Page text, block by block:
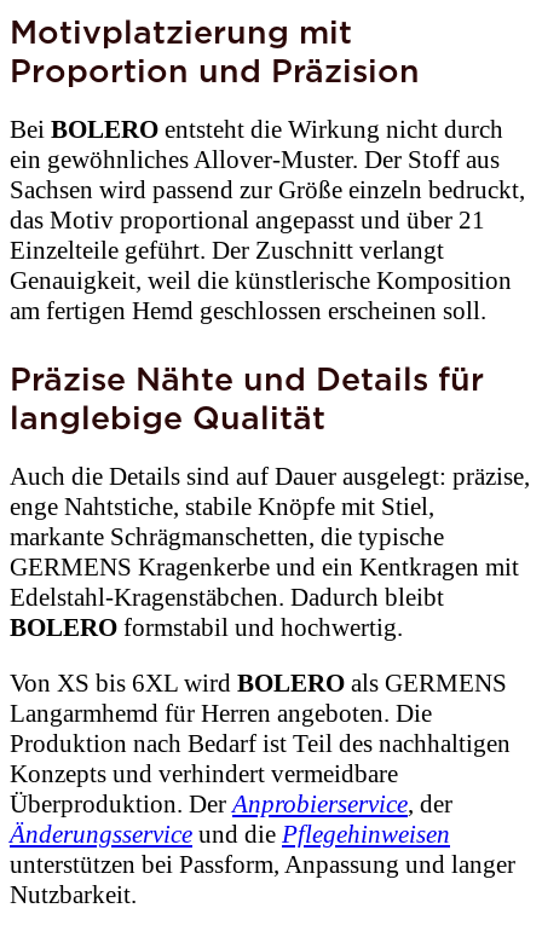
Motivplatzierung mit
Proportion und Präzision
Bei BOLERO entsteht die Wirkung nicht durch
ein gewöhnliches Allover-Muster. Der Stoff aus
Sachsen wird passend zur Größe einzeln bedruckt,
das Motiv proportional angepasst und über 21
Einzelteile geführt. Der Zuschnitt verlangt
Genauigkeit, weil die künstlerische Komposition
am fertigen Hemd geschlossen erscheinen soll.
Präzise Nähte und Details für
langlebige Qualität
Auch die Details sind auf Dauer ausgelegt: präzise,
enge Nahtstiche, stabile Knöpfe mit Stiel,
markante Schrägmanschetten, die typische
GERMENS Kragenkerbe und ein Kentkragen mit
Edelstahl-Kragenstäbchen. Dadurch bleibt
BOLERO formstabil und hochwertig.
Von XS bis 6XL wird BOLERO als GERMENS
Langarmhemd für Herren angeboten. Die
Produktion nach Bedarf ist Teil des nachhaltigen
Konzepts und verhindert vermeidbare
Überproduktion. DerAnprobierservice, der
Änderungsservice und die Pflegehinweisen
unterstützen bei Passform, Anpassung und langer
Nutzbarkeit.